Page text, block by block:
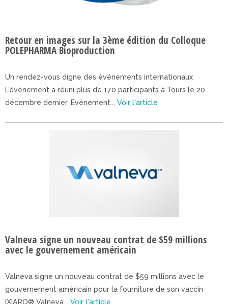
Retour en images sur la 3ème édition du Colloque
POLEPHARMA Bioproduction
Un rendez-vous digne des événements internationaux
L’événement a réuni plus de 170 participants à Tours le 20
décembre dernier. Evénement... Voir l'article
Valneva signe un nouveau contrat de $59 millions
avec le gouvernement américain
Valneva signe un nouveau contrat de $59 millions avec le
gouvernement américain pour la fourniture de son vaccin
IXIARO® Valneva... Voir l'article